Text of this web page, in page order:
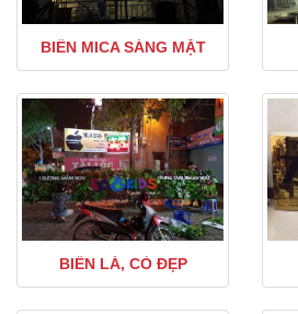
BIỂN MICA SÁNG MẶT
BIỂN LÁ, CỎ ĐẸP